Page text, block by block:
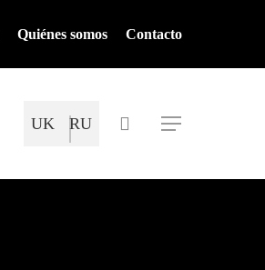
Quiénes somos Contacto
Mapa del Sitio
UK RU search
Menu